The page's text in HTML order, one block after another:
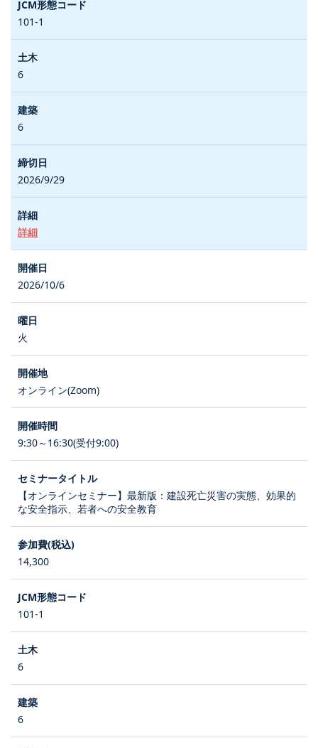
101-1
6
6
2026/9/29
詳細
2026/10/6
火
オンライン(Zoom)
9:30～16:30(受付9:00)
【オンラインセミナー】最新版：建設死亡災害の実態、効果的
な安全指示、若者への安全教育
14,300
101-1
6
6